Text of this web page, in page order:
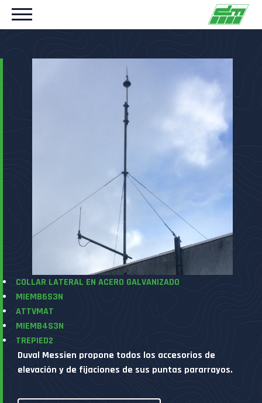
COLLAR LATERAL EN ACERO GALVANIZADO
MIEMB6S3N
ATTVMAT
MIEMB4S3N
TREPIED2
Duval Messien propone todos los accesorios de
elevación y de fijaciones de sus puntas pararrayos.